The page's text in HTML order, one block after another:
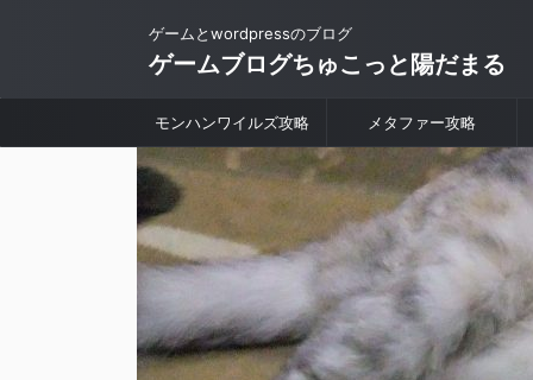
ゲームとwordpressのブログ
ゲームブログちゅこっと陽だまる
モンハンワイルズ攻略 メタファー攻略